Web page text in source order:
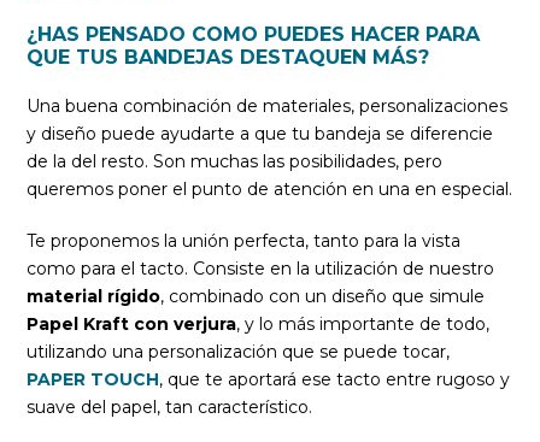
¿HAS PENSADO COMO PUEDES HACER PARA
QUE TUS BANDEJAS DESTAQUEN MÁS?
Una buena combinación de materiales, personalizaciones
y diseño puede ayudarte a que tu bandeja se diferencie
de la del resto. Son muchas las posibilidades, pero
queremos poner el punto de atención en una en especial.
Te proponemos la unión perfecta, tanto para la vista
como para el tacto. Consiste en la utilización de nuestro
material rígido, combinado con un diseño que simule
Papel Kraft con verjura, y lo más importante de todo,
utilizando una personalización que se puede tocar,
PAPER TOUCH, que te aportará ese tacto entre rugoso y
suave del papel, tan característico.